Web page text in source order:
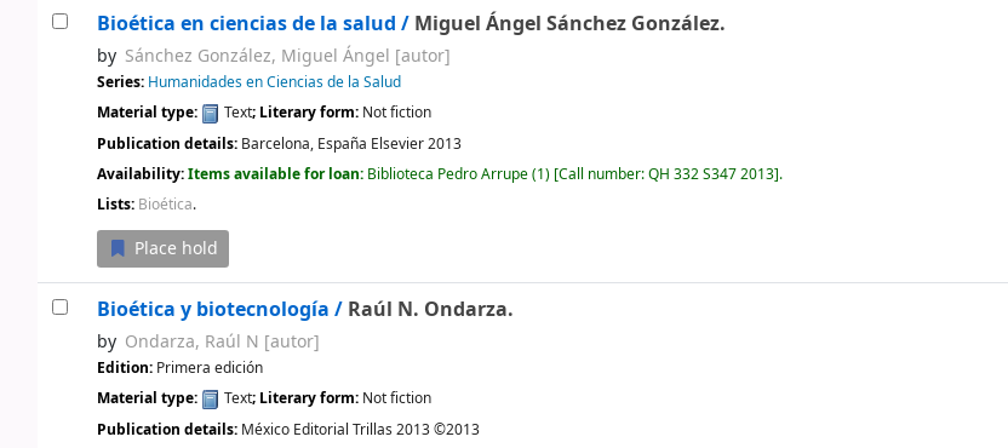
Bioética en ciencias de la salud / Miguel Ángel Sánchez González.
by Sánchez González, Miguel Ángel [autor]
Series: Humanidades en Ciencias de la Salud
Material type:
Text; Literary form: Not fiction
Publication details: Barcelona, España Elsevier2013
Availability:Items available for loan: Biblioteca Pedro Arrupe(1) Call number:QH 332 S347 2013 .
Lists: Bioética.
Place hold
Bioética y biotecnología / Raúl N. Ondarza.
by Ondarza, Raúl N [autor]
Edition: Primera edición
Material type:
Text; Literary form: Not fiction
Publication details: México Editorial Trillas 2013 ©2013